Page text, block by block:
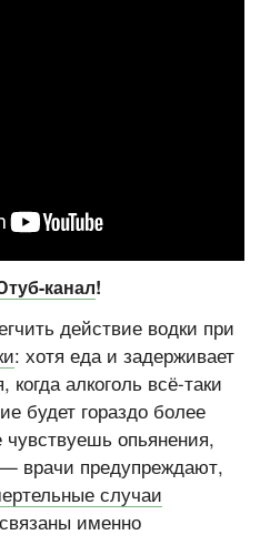
канал!
действие водки при
: хотя еда и задерживает
алкоголь всё-таки
будет гораздо более
опьянения,
— врачи предупреждают,
случаи
связаны именно